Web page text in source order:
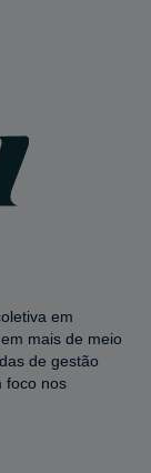
em
mais de meio
de gestão
foco nos